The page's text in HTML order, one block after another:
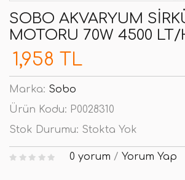
SOBO AKVARYUM
MOTORU 70W 4500 LT/
1,958 TL
Marka: Sobo
Ürün Kodu: P0028310
Stok Durumu: Stokta Yok
0 yorum / Yorum Yap